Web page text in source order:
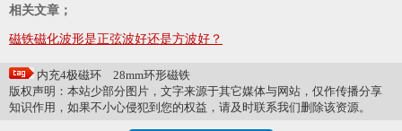
相关文章；
磁铁磁化波形是正弦波好还是方波好？
内充4极磁环
28mm环形磁铁
版权声明：本站少部分图片，文字来源于其它媒体与网站，仅作传播分享
知识作用，如果不小心侵犯到您的权益，请及时联系我们删除该资源。